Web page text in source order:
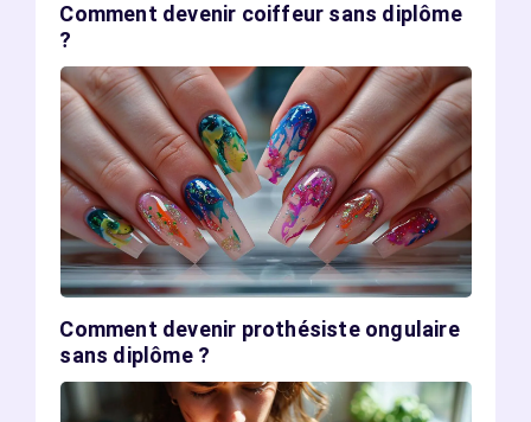
Comment devenir coiffeur sans diplôme
?
Comment devenir prothésiste ongulaire
sans diplôme ?